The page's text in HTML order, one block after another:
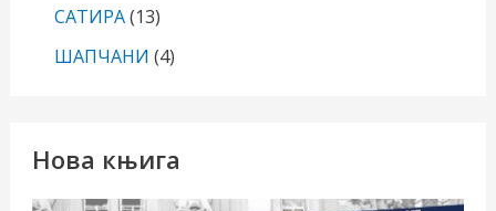
САТИРА(13)
ШАПЧАНИ (4)
Нова књига